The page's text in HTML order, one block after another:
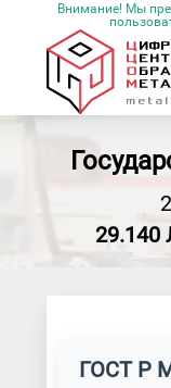
Внимание! Мы
ГОСТ Р